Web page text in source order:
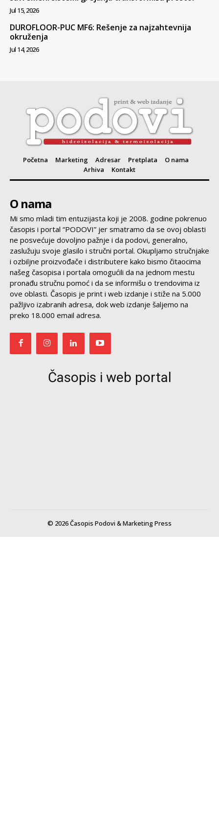
Jul 15, 2026
DUROFLOOR-PUC MF6: Rešenje za najzahtevnija
okruženja
Jul 14, 2026
Početna Marketing Adresar Pretplata
O nama
Arhiva
Kontakt
O nama
Mi smo mladi tim entuzijasta koji je 2008. godine pokrenuo
časopis i portal “PODOVI” jer smatramo da se ovoj oblasti
ne posvećuje dovoljno pažnje i da podovi, generalno,
zaslužuju svoje glasilo i stručni portal. Okupljamo stručnjake
i ozbiljne proizvođače i distributere kako bismo čitaocima
našeg časopisa i portala omogućili da na jednom mestu
pronađu stručnu pomoć i da se informišu o trendovima iz
ove oblasti. Časopis je print i web izdanje i stiže na 5.000
pažljivo izabranih adresa, dok web izdanje šaljemo na
preko 18.000 email adresa.
Časopis i web portal
© 2026 Časopis Podovi & Marketing Press